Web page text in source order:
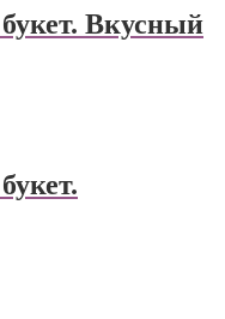
Вкусный